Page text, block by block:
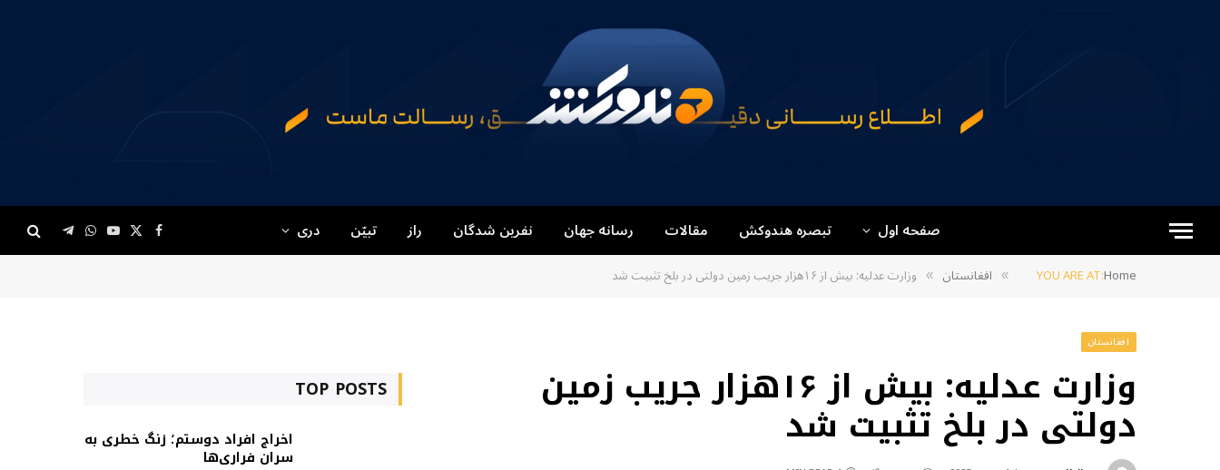
صفحه اول تبصره هندوکش مقالات رسانه جهان نفرین شدگان راز تبیّن دری Facebook
X
(Twitter)
YouTube
WhatsApp
Telegram
YOU ARE AT:Home
» افغانستان » وزارت عدلیه: بیش از ۱۶‌هزار جریب زمین دولتی در بلخ تثبیت شد
افغانستان
وزارت عدلیه: بیش از ۱۶‌هزار جریب زمین
دولتی در بلخ تثبیت شد
TOP POSTS
اخراج افراد دوستم؛ زنگ خطری به
سران فراری‌ها